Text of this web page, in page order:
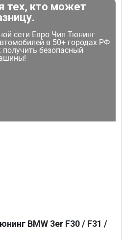
тех, кто может
сети Евро Чип Тюнинг
в 50+ городах РФ
безопасный
BMW 3er F30 / F31 /